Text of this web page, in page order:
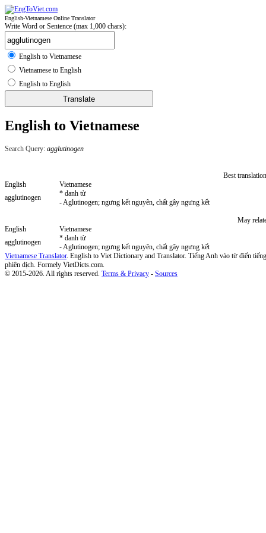
English-Vietnamese Online Translator
Write Word or Sentence (max 1,000 chars):
English to Vietnamese
Vietnamese to English
English to English
English to Vietnamese
Search Query: agglutinogen
Best
English
Vietnamese
agglutinogen
* danh từ
- Aglutinogen; ngưng kết nguyên, chất gây ngưng kết
May
English
Vietnamese
agglutinogen
* danh từ
- Aglutinogen; ngưng kết nguyên, chất gây ngưng kết
Vietnamese Translator. English to Viet Dictionary and Translator. Tiếng Anh vào từ điển
phiên dịch. Formely VietDicts.com.
© 2015-2026. All rights reserved. Terms & Privacy - Sources